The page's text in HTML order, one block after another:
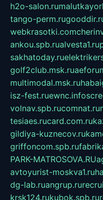
h2o-salon.ru
tango-perm.ru
webkrasotki.com
ankou.spb.rualvesta1.ru
sakhatoday.ru
golf2club.msk.ru
multimodal.msk.ru
isz-fest.ruewnc.info
volnav.spb.rucomnat.ru
tesiaes.rucard.com.ru
gildiya-kuznecov.ru
griffoncom.spb.ru
PARK-MATROSOVA.RU
avtoyurist-moskva1.ru
dg-lab.ruangrup.ru
krsk124.rukubok.spb.ru